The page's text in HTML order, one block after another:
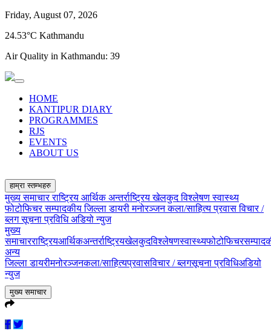
Friday, August 07, 2026
24.53°C Kathmandu
Air Quality in Kathmandu: 39
HOME
KANTIPUR DIARY
PROGRAMMES
RJS
EVENTS
ABOUT US
हाम्रा स्तम्भहरु
मुख्य समाचारराष्ट्रिय आर्थिकअन्तर्राष्ट्रियखेलकुदविश्लेषणस्वास्थ्य
फोटोफिचरसम्पादकीयजिल्ला डायरीमनोरञ्जनकला/साहित्यप्रवासविचार /
ब्लगसूचना प्रविधिअडियो न्युज
मुख्य
समाचारराष्ट्रियआर्थिकअन्तर्राष्ट्रियखेलकुदविश्लेषणस्वास्थ्यफोटोफिचर
अन्य
जिल्ला डायरीमनोरञ्जनकला/साहित्यप्रवासविचार / ब्लगसूचना प्रविधिअडियो
न्युज
मुख्य समाचार